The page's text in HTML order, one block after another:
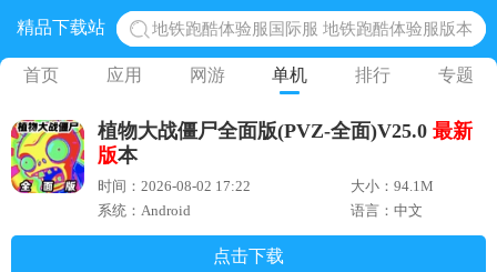
精品下载站
地铁跑酷体验服国际服 地铁跑酷体验服版本
网易光遇手游正版 点亮星空共庆周年
黎明觉醒生机腾讯正版 黎明觉醒生机国际服
蛋仔派对下载 蛋仔派对体验服
首页 应用 网游 单机 排行 专题
植物大战僵尸全面版(PVZ-全面)V25.0 最新
版本
时间：2026-08-02 17:22
大小：94.1M
系统：Android
语言：中文
点击下载